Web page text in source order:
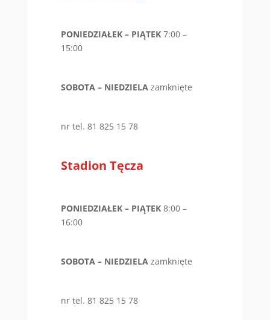
PONIEDZIAŁEK – PIĄTEK7:00 –
15:00
SOBOTA – NIEDZIELA zamknięte
nr tel. 81 825 15 78
Stadion Tęcza
PONIEDZIAŁEK – PIĄTEK8:00 –
16:00
SOBOTA – NIEDZIELA zamknięte
nr tel. 81 825 15 78